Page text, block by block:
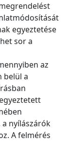
egyeztetése
sor a
az
belül a
nyílászárók
A felmérés